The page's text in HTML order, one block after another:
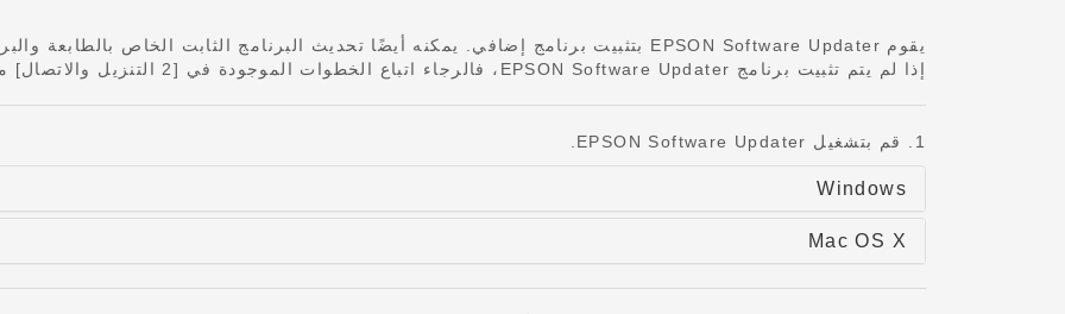
يقوم EPSON Software Updater بتثبيت برنامج إضافي. يمكنه أيضًا تحديث البرنامج الثابت الخاص بالطابعة والبرامج المثبتة، أيضًا.
إذا لم يتم تثبيت برنامج EPSON Software Updater، فالرجاء اتباع الخطوات الموجودة في [2 التنزيل والاتصال] من صفحة [الإعداد].
1. قم بتشغيل EPSON Software Updater.
Windows
Mac OS X